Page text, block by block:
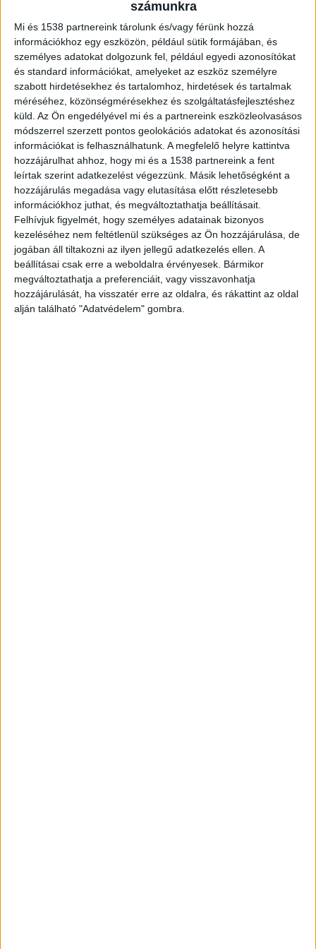
számunkra
Mi és 1538 partnereink tárolunk és/vagy férünk hozzá
információkhoz egy eszközön, például sütik formájában, és
személyes adatokat dolgozunk fel, például egyedi azonosítókat
és standard információkat, amelyeket az eszköz személyre
szabott hirdetésekhez és tartalomhoz, hirdetések és tartalmak
méréséhez, közönségmérésekhez és szolgáltatásfejlesztéshez
küld. Az Ön engedélyével mi és a partnereink eszközleolvasásos
módszerrel szerzett pontos geolokációs adatokat és azonosítási
információkat is felhasználhatunk. A megfelelő helyre kattintva
hozzájárulhat ahhoz, hogy mi és a 1538 partnereink a fent
leírtak szerint adatkezelést végezzünk. Másik lehetőségként a
hozzájárulás megadása vagy elutasítása előtt részletesebb
információkhoz juthat, és megváltoztathatja beállításait.
Felhívjuk figyelmét, hogy személyes adatainak bizonyos
kezeléséhez nem feltétlenül szükséges az Ön hozzájárulása, de
jogában áll tiltakozni az ilyen jellegű adatkezelés ellen. A
beállításai csak erre a weboldalra érvényesek. Bármikor
megváltoztathatja a preferenciáit, vagy visszavonhatja
hozzájárulását, ha visszatér erre az oldalra, és rákattint az oldal
alján található "Adatvédelem" gombra.
KONCERTJE
ZENE
ZENE
A legfrissebb megjelenések első kézből!
A DUETT, AMIRŐL MINDIG IS
TUDTUK, HOGY SZÜKSÉGÜNK VAN
RÁ: ÖSSZEÁLLT MADONNA ÉS
KYLIE MINOGUE